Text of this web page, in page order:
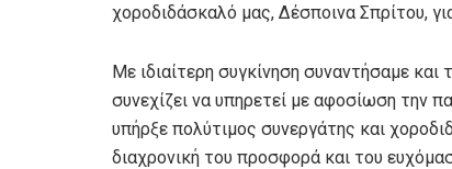
χοροδιδάσκαλό μας, Δέσποινα Σπρίτου,
Με ιδιαίτερη συγκίνηση συναντήσαμε
συνεχίζει να υπηρετεί με αφοσίωση την
υπήρξε πολύτιμος συνεργάτης και
διαχρονική του προσφορά και του